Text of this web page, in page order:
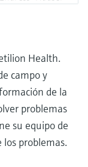
Health.
campo y
de la
problemas
su equipo de
problemas.